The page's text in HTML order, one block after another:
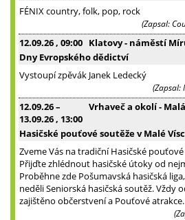
FÉNIX country, folk, pop, rock
(Zapsal:
12.09.26 , 09:00 Klatovy - náměstí
Dny Evropského dědictví
Vystoupí zpěvák Janek Ledecký
(Zapsal:
12.09.26–
13.09.26 , 13:00
Vrhaveč a okolí -
Hasičské pouťové soutěže v Malé
Zveme Vás na tradiční Hasičské
Přijďte zhlédnout hasičské útoky od
Proběhne zde Pošumavská hasičská
neděli Seniorská hasičská soutěž. Vždy
zajištěno občerstvení a Pouťové atrakce.